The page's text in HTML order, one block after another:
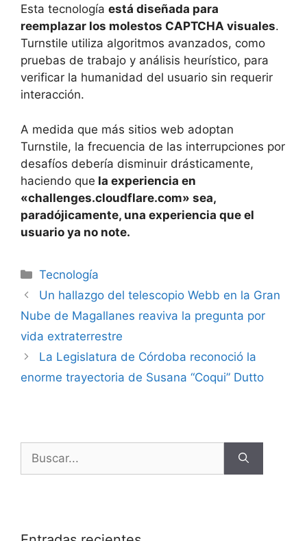
Esta tecnología está diseñada para
reemplazar los molestos CAPTCHA visuales.
Turnstile utiliza algoritmos avanzados, como
pruebas de trabajo y análisis heurístico, para
verificar la humanidad del usuario sin requerir
interacción.
A medida que más sitios web adoptan
Turnstile, la frecuencia de las interrupciones por
desafíos debería disminuir drásticamente,
haciendo que la experiencia en
«challenges.cloudflare.com» sea,
paradójicamente, una experiencia que el
usuario ya no note.
Tecnología
Un hallazgo del telescopio Webb en la Gran
Nube de Magallanes reaviva la pregunta por
vida extraterrestre
La Legislatura de Córdoba reconoció la
enorme trayectoria de Susana “Coqui” Dutto